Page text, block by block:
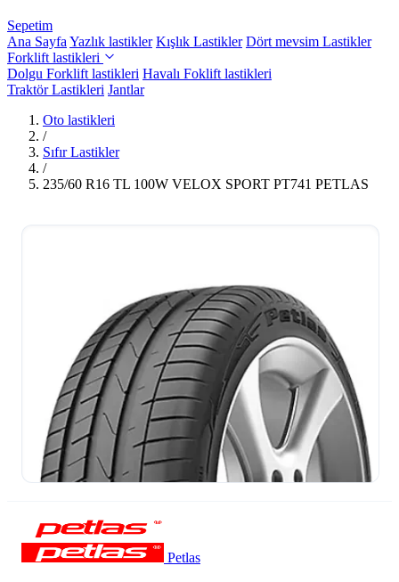
Sepetim
Ana Sayfa Yazlık lastikler Kışlık Lastikler Dört mevsim Lastikler
Forklift lastikleri
Dolgu Forklift lastikleri Havalı Foklift lastikleri
Traktör Lastikleri Jantlar
Oto lastikleri
/
Sıfır Lastikler
/
235/60 R16 TL 100W VELOX SPORT PT741 PETLAS
Petlas